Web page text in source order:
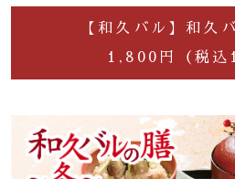
【和久バル】和久
1,800円（税込